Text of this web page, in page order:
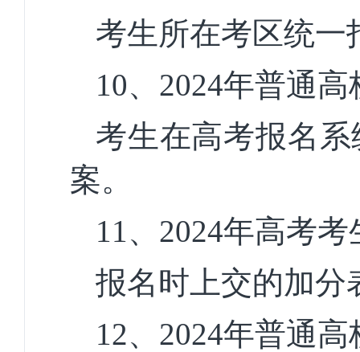
考生所在考区统一
10、 2024年普通高
考生在高考报名
案。
11、 2024年高考考
报名时上交的加分
12、 2024年普通高